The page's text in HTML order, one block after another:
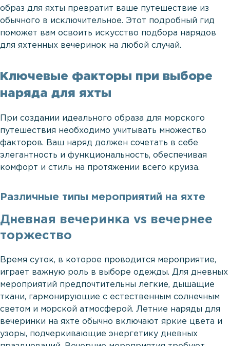
образ для яхты превратит ваше путешествие из
обычного в исключительное. Этот подробный гид
поможет вам освоить искусство подбора нарядов
для яхтенных вечеринок на любой случай.
Ключевые факторы при выборе
наряда для яхты
При создании идеального образа для морского
путешествия необходимо учитывать множество
факторов. Ваш наряд должен сочетать в себе
элегантность и функциональность, обеспечивая
комфорт и стиль на протяжении всего круиза.
Различные типы мероприятий на яхте
Дневная вечеринка vs вечернее
торжество
Время суток, в которое проводится мероприятие,
играет важную роль в выборе одежды. Для дневных
мероприятий предпочтительны легкие, дышащие
ткани, гармонирующие с естественным солнечным
светом и морской атмосферой. Летние наряды для
вечеринки на яхте обычно включают яркие цвета и
узоры, подчеркивающие энергетику дневных